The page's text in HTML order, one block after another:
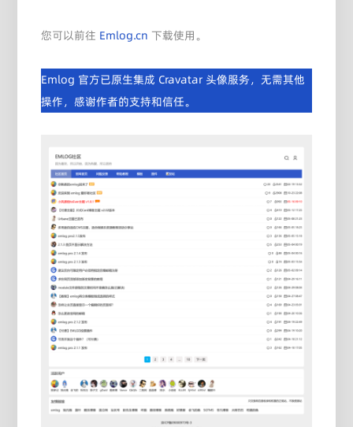
您可以前往 Emlog.cn 下载使用。
Emlog 官方已原生集成 Cravatar 头像服务，无需其他
操作，感谢作者的支持和信任。